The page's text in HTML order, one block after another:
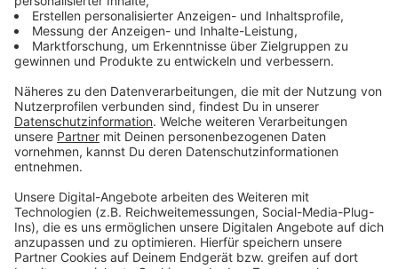
Römischen Reich.Sie lagen dort in einer strategisch
günstigen Position mit Blick auf das rechte Rheinufer
und die Mündung der Lippe, die sich damals dort noch
befand. An der Oberfläche besteht noch das
Amphitheater in Birten.In Moers-Asberg waren
Hilfstruppen in Zelten stationiert. DerStandort auf
der älteren Niederterrasse des Rheins war günstig
gewählt. Er war vor Hochwasser geschützt und
erlaubte einen weiten Blick in das Flusstal, um so den
Verkehr auf dem Fluss zu überwachen zu können. In
Wesel-Flüren gab es ein Übungsgelände der römischen
Armee. In den vier Lagernvon 1,2 bis 2,4 ha Größe